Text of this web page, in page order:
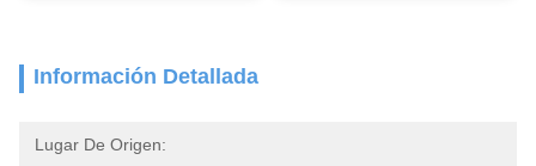
Información Detallada
Lugar De Origen: